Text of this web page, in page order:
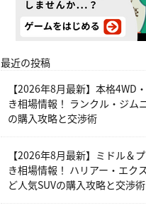
最近の投稿
【2026年8月最新】本格4WD
き相場情報！ ランクル・ジム
の購入攻略と交渉術
【2026年8月最新】ミドル＆
き相場情報！ ハリアー・エク
ど人気SUVの購入攻略と交渉術